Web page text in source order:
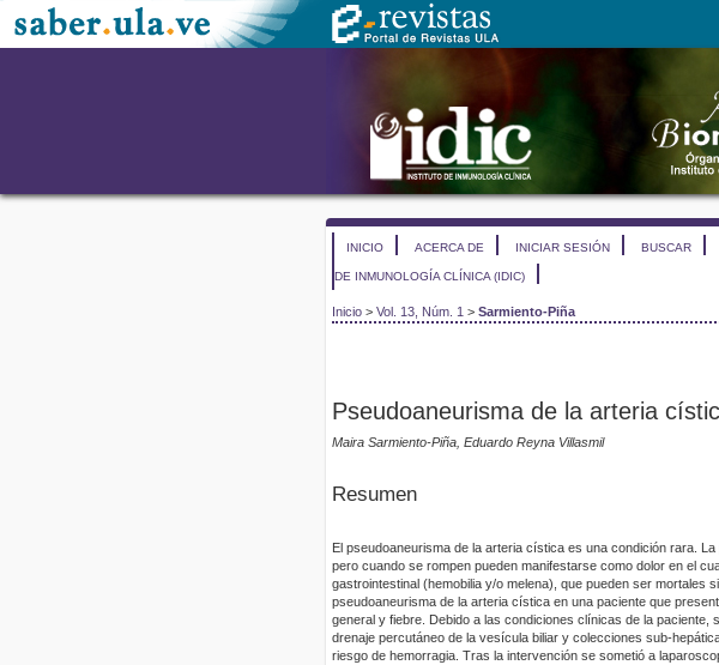
INICIO ACERCA DE INICIAR SESIÓN BUSCAR
DE INMUNOLOGÍA CLÍNICA (IDIC)
Inicio > Vol. 13, Núm. 1 > Sarmiento-Piña
Pseudoaneurisma de la arteria
Maira Sarmiento-Piña, Eduardo Reyna Villasmil
Resumen
El pseudoaneurisma de la arteria cística es una condición rara.
pero cuando se rompen pueden manifestarse como dolor en el
gastrointestinal (hemobilia y/o melena), que pueden ser mortales
pseudoaneurisma de la arteria cística en una paciente que
general y fiebre. Debido a las condiciones clínicas de la paciente,
drenaje percutáneo de la vesícula biliar y colecciones sub-
riesgo de hemorragia. Tras la intervención se sometió a